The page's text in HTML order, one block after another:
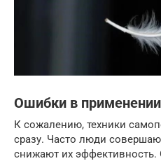
Ошибки в применении
К сожалению, техники
сразу. Часто люди
снижают их